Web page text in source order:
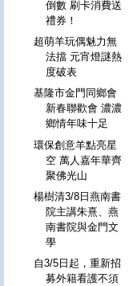
倒數 刷卡消費送
禮券！
超萌羊玩偶魅力無
法擋 元宵燈謎熱
度破表
基隆市金門同鄉會
新春聯歡會 濃濃
鄉情年味十足
環保創意羊點亮星
空 萬人嘉年華齊
聚佛光山
楊樹清3/8日燕南書
院主講朱熹、燕
南書院與金門文
學
自3/5日起，重新招
募外籍看護不須